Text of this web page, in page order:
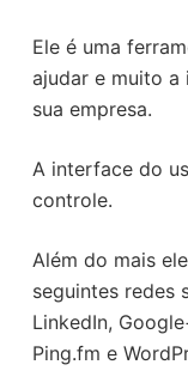
Ele é uma
ajudar e muito
sua empresa.
A interface do
controle.
Além do mais
seguintes redes
LinkedIn,
Ping.fm e